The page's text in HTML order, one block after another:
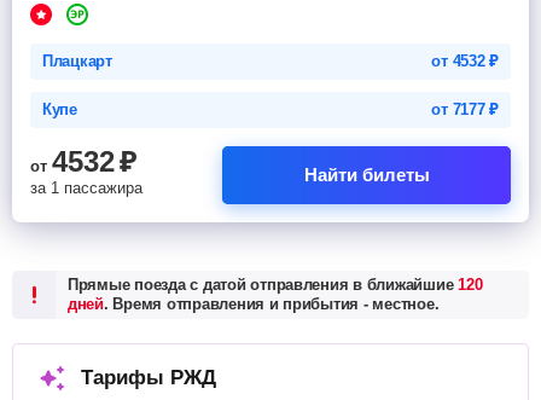
Плацкарт от 4532₽
Купе от 7177₽
от 4532₽
за 1 пассажира
Найти билеты
Прямые поезда с датой отправления в ближайшие120
дней. Время отправления и прибытия - местное.
Тарифы РЖД